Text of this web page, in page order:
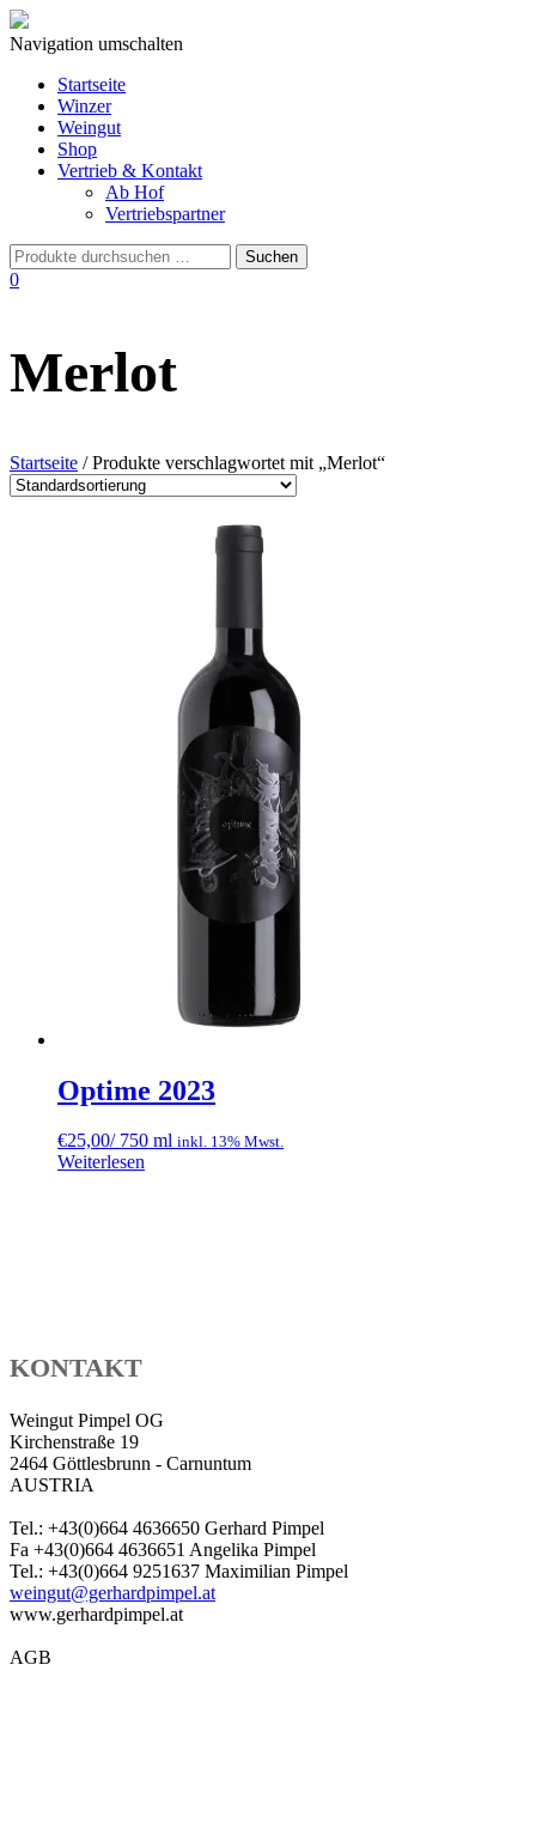
Navigation umschalten
Startseite
Winzer
Weingut
Shop
Vertrieb & Kontakt
Ab Hof
Vertriebspartner
0
Merlot
Startseite / Produkte verschlagwortet mit „Merlot“
Optime 2023
€25,00/ 750 ml inkl. 13% Mwst.
Weiterlesen
KONTAKT
Weingut Pimpel OG
Kirchenstraße 19
2464 Göttlesbrunn - Carnuntum
AUSTRIA
Tel.: +43(0)664 4636650 Gerhard Pimpel
Fa +43(0)664 4636651 Angelika Pimpel
Tel.: +43(0)664 9251637 Maximilian Pimpel
weingut@gerhardpimpel.at
www.gerhardpimpel.at
AGB